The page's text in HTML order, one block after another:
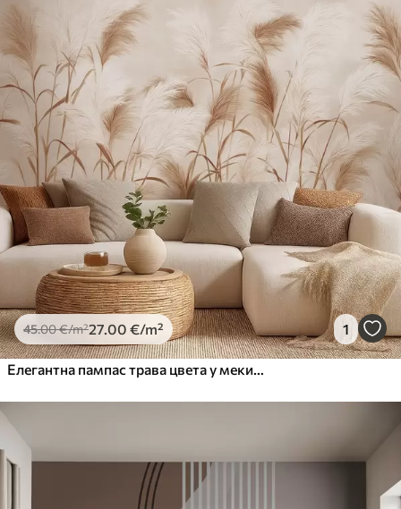
45.00€/m²27 .00 €/m² 1